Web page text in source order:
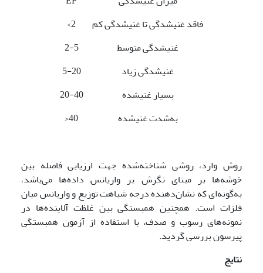
فاقد غنی­شدگی تا غنی­شدگی کم
2>
غنی­شدگی متوسط
2-5
غنی­شدگی زیاد
5-20
بسیار غنی­شده
20-40
به‌شدت غنی­شده
40<
روش وارد، روشی شناخته‌شده جهت ارزیابی فاصله بین
خوشه‌ها بر مبنای نگرش بر واریانس داده‌ها می‌باشد،
به‌گونه‌ای که نشان‌دهنده درجه شباهت توزیع و واریانس میان
فلزات است. همچنین همبستگی بین غلظت آلاینده‌ها در
نمونه‌های رسوب و صدف، با استفاده از آزمون همبستگی
پیرسون بررسی گردید.
نتایج